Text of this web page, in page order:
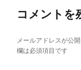
コメントを
メールアドレスが公
欄は必須項目です